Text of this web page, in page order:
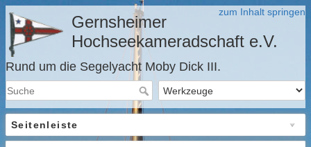
zum Inhalt springen
Gernsheimer
Hochseekameradschaft e.V.
Rund um die Segelyacht Moby Dick III.
Seitenleiste